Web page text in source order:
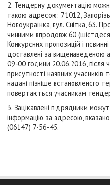
2. Тендерну документацію
такою адресою: 71012,
Новоукраїнка, вул. Снітка, 63.
чинними впродовж 60
Конкурсних пропозицій і
доставлені за вищенаведеною
09-00 години 20.06.2016, після
присутності наявних учасників
надані пізніше встановленого
повертаються учасникам
3. Зацікавлені підрядники
інформацію за адресою,
(06147) 7-56-45.